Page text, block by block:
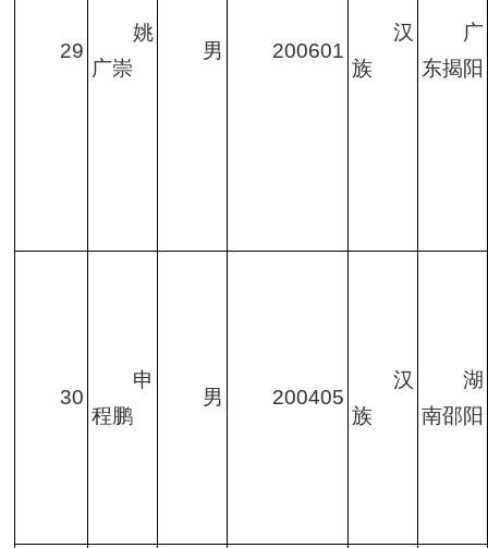
29
姚
广崇
男 200601
汉
族
广
东揭阳
30
申
程鹏
男 200405
汉
族
湖
南邵阳